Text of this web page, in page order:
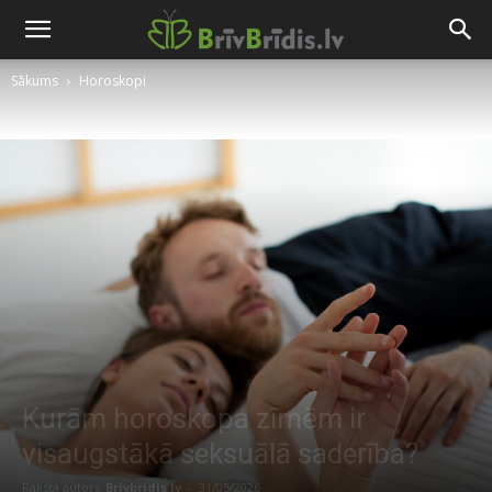
Sākums Horoskopi
Kurām horoskopa zīmēm ir
visaugstākā seksuālā saderība?
Brivbridis.lv 31/05/2026